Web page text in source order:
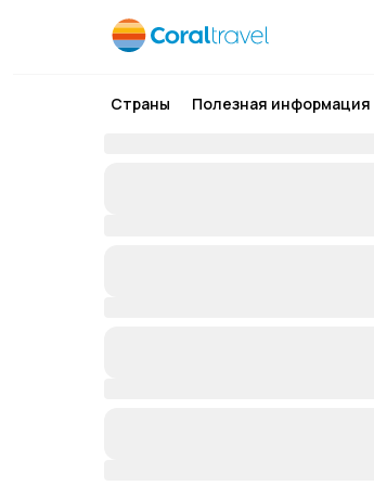
Страны Полезная информация